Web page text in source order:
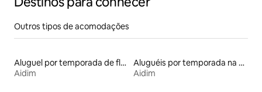
Outros tipos de acomodações
Aluguel por temporada de flats
Aidim
Aluguéis por temporada na orla
Aidim